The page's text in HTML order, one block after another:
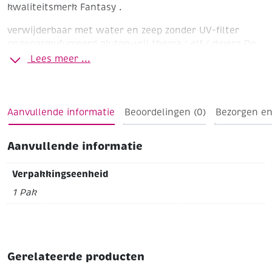
kwaliteitsmerk Fantasy .
verwijderbaar met water en zeep zonder UV-filter
ongeparmufumeerd
gluten-vrij thema : elf / dwerg
De
set bevat 4 x 6,5g schmink en een gratis (basic) mini
Lees meer ...
Aanvullende informatie Beoordelingen (0) Bezorgen
Aanvullende informatie
Verpakkingseenheid
1 Pak
Gerelateerde producten